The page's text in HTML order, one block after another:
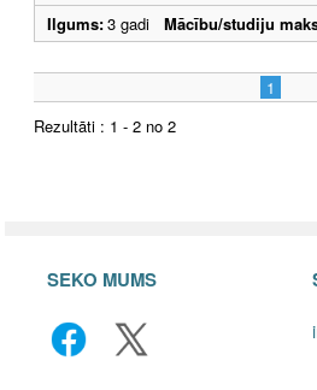
Ilgums:3 gadi Mācību/studiju
1
Rezultāti : 1 - 2 no 2
SEKO MUMS